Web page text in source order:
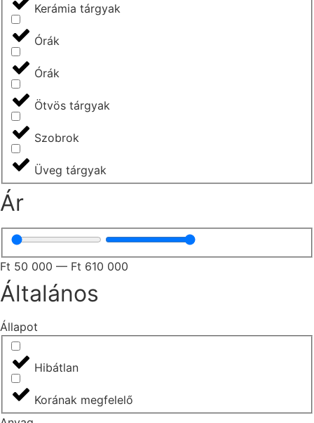
Kerámia tárgyak
Órák
Órák
Ötvös tárgyak
Szobrok
Üveg tárgyak
Ár
Ft 50 000 — Ft 610 000
Általános
Állapot
Hibátlan
Korának megfelelő